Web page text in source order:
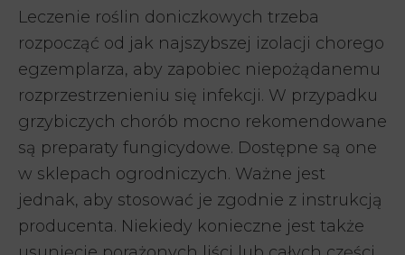
Leczenie roślin doniczkowych trzeba
rozpocząć od jak najszybszej izolacji chorego
egzemplarza, aby zapobiec niepożądanemu
rozprzestrzenieniu się infekcji. W przypadku
grzybiczych chorób mocno rekomendowane
są preparaty fungicydowe. Dostępne są one
w sklepach ogrodniczych. Ważne jest
jednak, aby stosować je zgodnie z instrukcją
producenta. Niekiedy konieczne jest także